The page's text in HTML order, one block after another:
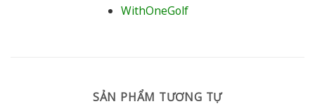
WithOneGolf
SẢN PHẨM TƯƠNG TỰ